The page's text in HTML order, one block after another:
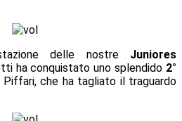
delle nostre Juniores
ha conquistato uno splendido 2°
Piffari, che ha tagliato il traguardo